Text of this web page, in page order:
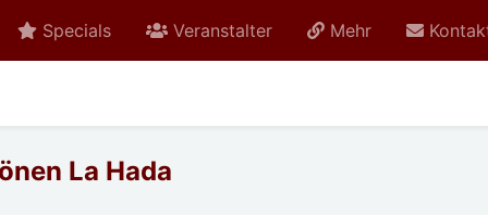
Specials Veranstalter Mehr
La Hada